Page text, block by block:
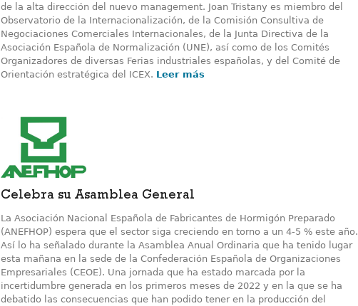
de la alta dirección del nuevo management. Joan Tristany es miembro del
Observatorio de la Internacionalización, de la Comisión Consultiva de
Negociaciones Comerciales Internacionales, de la Junta Directiva de la
Asociación Española de Normalización (UNE), así como de los Comités
Organizadores de diversas Ferias industriales españolas, y del Comité de
Orientación estratégica del ICEX. Leer más
Celebra su Asamblea General
La Asociación Nacional Española de Fabricantes de Hormigón Preparado
(ANEFHOP) espera que el sector siga creciendo en torno a un 4-5 % este año.
Así lo ha señalado durante la Asamblea Anual Ordinaria que ha tenido lugar
esta mañana en la sede de la Confederación Española de Organizaciones
Empresariales (CEOE). Una jornada que ha estado marcada por la
incertidumbre generada en los primeros meses de 2022 y en la que se ha
debatido las consecuencias que han podido tener en la producción del